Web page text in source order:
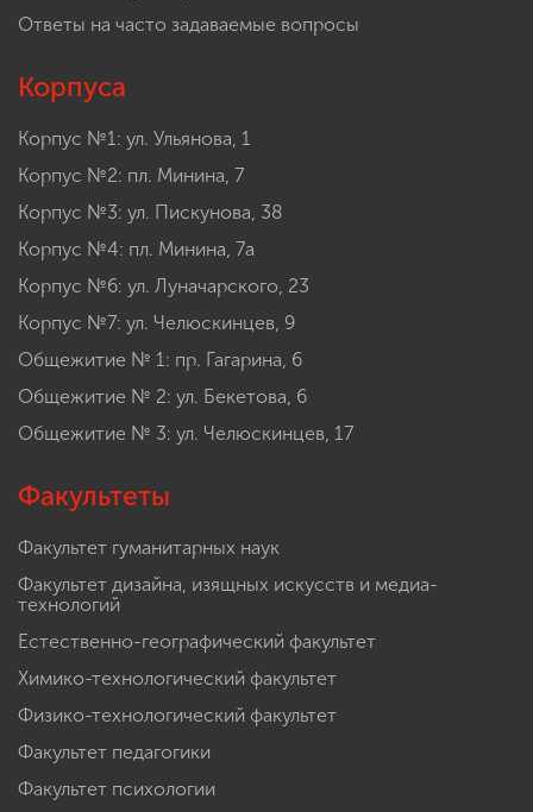
Ответы на часто задаваемые вопросы
Корпуса
Корпус №1: ул. Ульянова, 1
Корпус №2: пл. Минина, 7
Корпус №3: ул. Пискунова, 38
Корпус №4: пл. Минина, 7а
Корпус №6: ул. Луначарского, 23
Корпус №7: ул. Челюскинцев, 9
Общежитие № 1: пр. Гагарина, 6
Общежитие № 2: ул. Бекетова, 6
Общежитие № 3: ул. Челюскинцев, 17
Факультеты
Факультет гуманитарных наук
Факультет дизайна, изящных искусств и медиа-
технологий
Естественно-географический факультет
Химико-технологический факультет
Физико-технологический факультет
Факультет педагогики
Факультет психологии